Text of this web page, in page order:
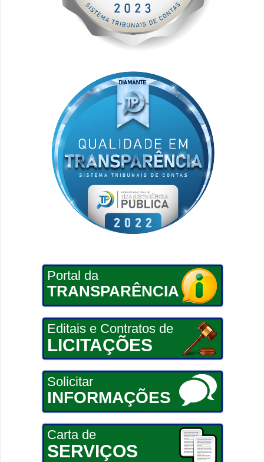
Portal da
TRANSPARÊNCIA
Editais e Contratos de
LICITAÇÕES
Solicitar
INFORMAÇÕES
Carta de
SERVIÇOS